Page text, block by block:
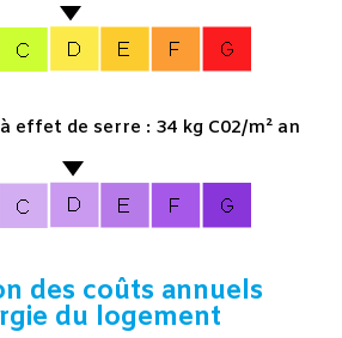
effet de serre : 34 kg C02/m² an
des coûts annuels
du logement